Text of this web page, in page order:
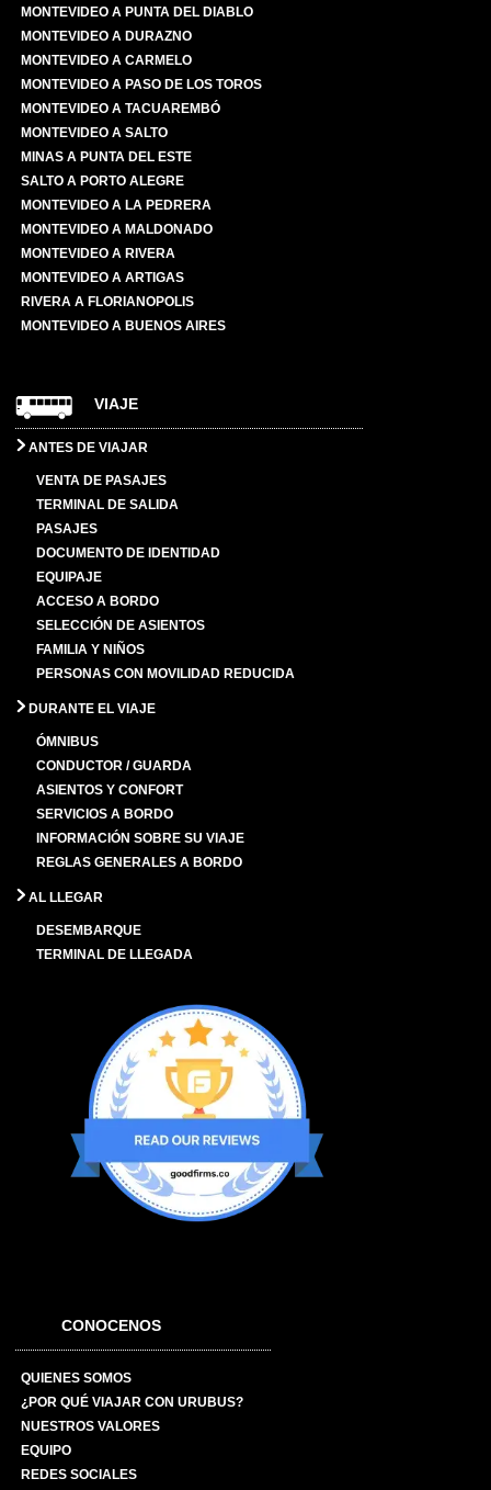
MONTEVIDEO A PUNTA DEL DIABLO
MONTEVIDEO A DURAZNO
MONTEVIDEO A CARMELO
MONTEVIDEO A PASO DE LOS TOROS
MONTEVIDEO A TACUAREMBÓ
MONTEVIDEO A SALTO
MINAS A PUNTA DEL ESTE
SALTO A PORTO ALEGRE
MONTEVIDEO A LA PEDRERA
MONTEVIDEO A MALDONADO
MONTEVIDEO A RIVERA
MONTEVIDEO A ARTIGAS
RIVERA A FLORIANOPOLIS
MONTEVIDEO A BUENOS AIRES
VIAJE
ANTES DE VIAJAR
VENTA DE PASAJES
TERMINAL DE SALIDA
PASAJES
DOCUMENTO DE IDENTIDAD
EQUIPAJE
ACCESO A BORDO
SELECCIÓN DE ASIENTOS
FAMILIA Y NIÑOS
PERSONAS CON MOVILIDAD REDUCIDA
DURANTE EL VIAJE
ÓMNIBUS
CONDUCTOR / GUARDA
ASIENTOS Y CONFORT
SERVICIOS A BORDO
INFORMACIÓN SOBRE SU VIAJE
REGLAS GENERALES A BORDO
AL LLEGAR
DESEMBARQUE
TERMINAL DE LLEGADA
CONOCENOS
QUIENES SOMOS
¿POR QUÉ VIAJAR CON URUBUS?
NUESTROS VALORES
EQUIPO
REDES SOCIALES